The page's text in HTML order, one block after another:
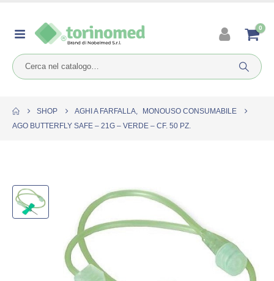
0
SHOP AGHI A FARFALLA,
MONOUSO CONSUMABILE
AGO BUTTERFLY SAFE – 21G – VERDE – CF. 50 PZ.